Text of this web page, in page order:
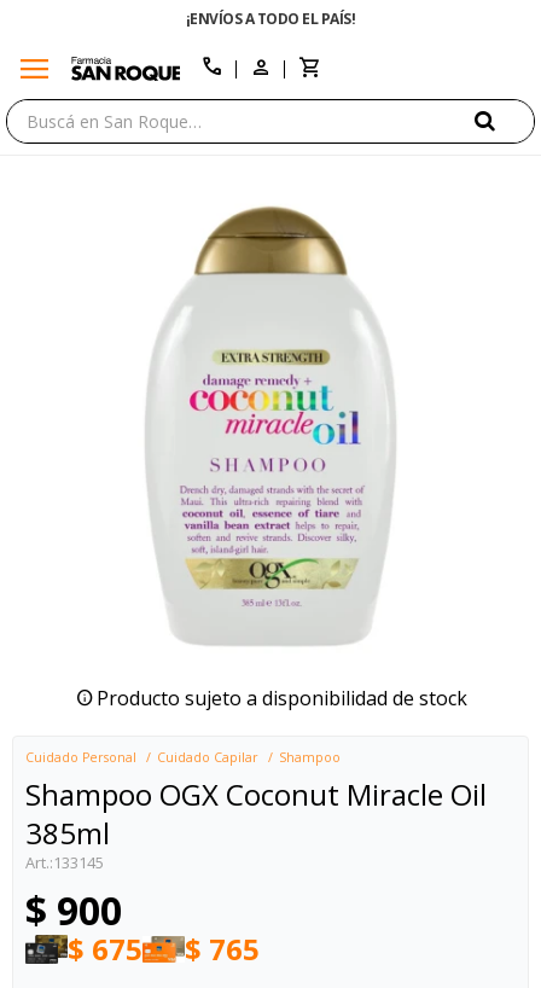
¡ENVÍOS A TODO EL PAÍS!
menu call
Producto sujeto a disponibilidad de stock
Cuidado Personal Cuidado Capilar Shampoo
Shampoo OGX Coconut Miracle Oil
385ml
133145
$ 900
$ 675 $ 765
close